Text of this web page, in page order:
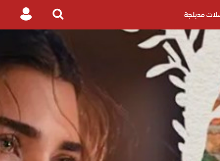
مدبلجة
Search
for
Login